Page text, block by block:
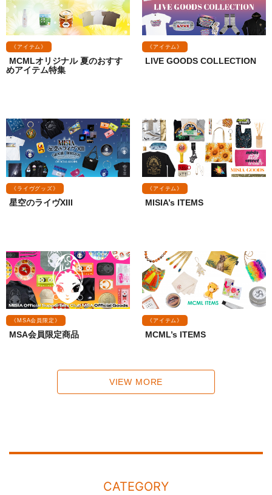
《アイテム》
MCMLオリジナル 夏のおすす
めアイテム特集
《アイテム》
LIVE GOODS COLLECTION
《ライヴグッズ》
星空のライヴXIII
《アイテム》
MISIA’s ITEMS
《MSA会員限定》
MSA会員限定商品
《アイテム》
MCML’s ITEMS
VIEW MORE
CATEGORY